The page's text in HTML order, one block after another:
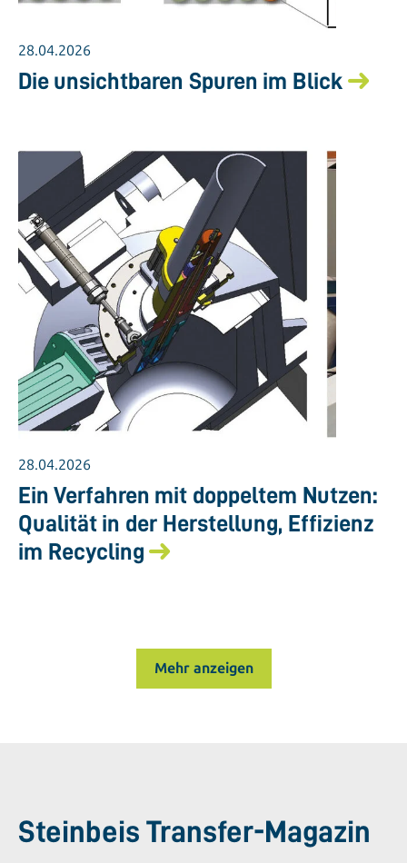
28.04.2026
Die unsichtbaren Spuren im Blick
28.04.2026
Ein Verfahren mit doppeltem Nutzen:
Qualität in der Herstellung, Effizienz
im Recycling
Mehr anzeigen
Steinbeis Transfer-Magazin